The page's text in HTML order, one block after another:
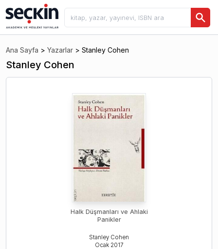
Ana Sayfa > Yazarlar > Stanley Cohen
Stanley Cohen
Halk Düşmanları ve Ahlaki
Panikler
Stanley Cohen
Ocak 2017